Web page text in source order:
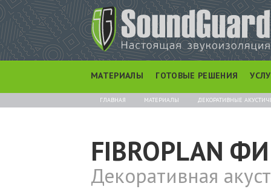
МАТЕРИАЛЫ ГОТОВЫЕ РЕШЕНИЯ
ГЛАВНАЯ МАТЕРИАЛЫ ДЕКОРАТИВНЫЕ
FIBROPLAN
Декоративная